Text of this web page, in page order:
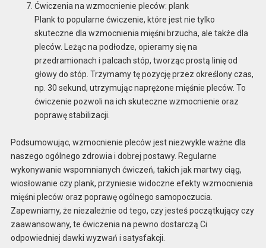
Ćwiczenia na wzmocnienie pleców: plank
Plank to popularne ćwiczenie, które jest nie tylko
skuteczne dla wzmocnienia mięśni brzucha, ale także dla
pleców. Leżąc na podłodze, opieramy się na
przedramionach i palcach stóp, tworząc prostą linię od
głowy do stóp. Trzymamy tę pozycję przez określony czas,
np. 30 sekund, utrzymując naprężone mięśnie pleców. To
ćwiczenie pozwoli na ich skuteczne wzmocnienie oraz
poprawę stabilizacji.
Podsumowując, wzmocnienie pleców jest niezwykle ważne dla
naszego ogólnego zdrowia i dobrej postawy. Regularne
wykonywanie wspomnianych ćwiczeń, takich jak martwy ciąg,
wiosłowanie czy plank, przyniesie widoczne efekty wzmocnienia
mięśni pleców oraz poprawę ogólnego samopoczucia.
Zapewniamy, że niezależnie od tego, czy jesteś początkujący czy
zaawansowany, te ćwiczenia na pewno dostarczą Ci
odpowiedniej dawki wyzwań i satysfakcji.